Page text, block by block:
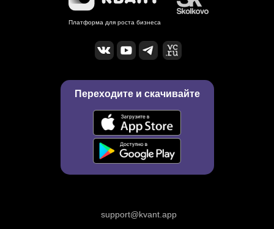
support@kvant.app
Платформа для роста бизнеса
Переходите и скачивайте